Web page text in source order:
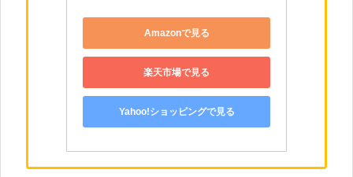
Amazonで見る
楽天市場で見る
Yahoo!ショッピングで見る